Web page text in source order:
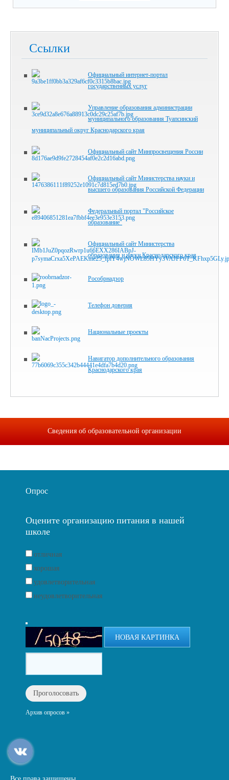
Ссылки
Официальный интернет-портал
государственных услуг
Управление образования администрации
муниципального образования Туапсинский
муниципальный округ Краснодарского края
Официальный сайт Минпросвещения России
Официальный сайт Министерства науки и
высшего образования Российской Федерации
Федеральный портал "Российское
образование"
Официальный сайт Министерства
образования и науки Краснодарского края
Рособрнадзор
Телефон доверия
Национальные проекты
Навигатор дополнительного образования
Краснодарского края
Сведения об образовательной организации
Опрос
Оцените организацию питания в нашей
школе
отличная
хорошая
удовлетворительная
неудовлетворительная
НОВАЯ КАРТИНКА
Архив опросов »